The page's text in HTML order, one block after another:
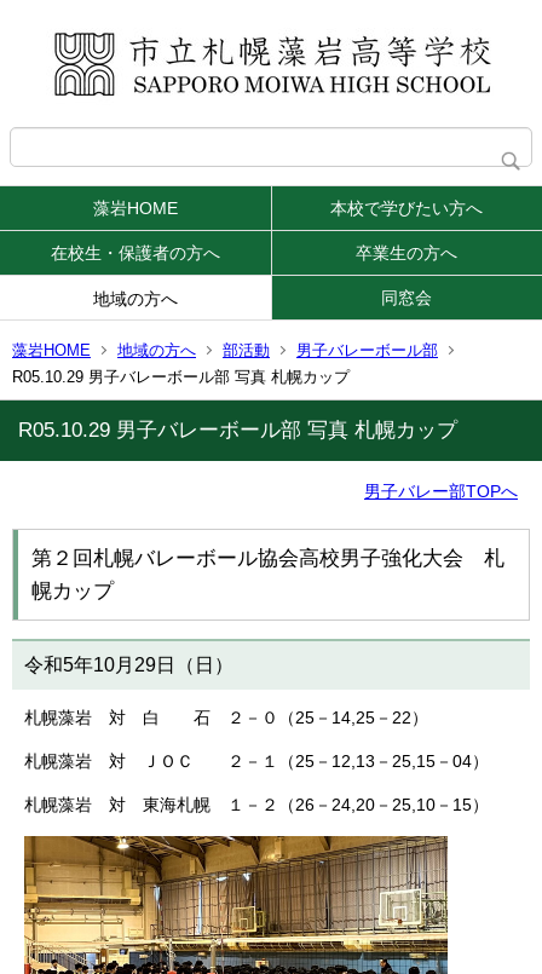
藻岩HOME 本校で学びたい方へ
在校生・保護者の方へ 卒業生の方へ
地域の方へ 同窓会
藻岩HOME 地域の方へ 部活動
男子バレーボール部
R05.10.29 男子バレーボール部 写真 札幌カップ
R05.10.29 男子バレーボール部 写真 札幌カップ
男子バレー部TOPへ
第２回札幌バレーボール協会高校男子強化大会 札
幌カップ
令和5年10月29日（日）
札幌藻岩 対 白 石 ２－０（25－14,25－22）
札幌藻岩 対 ＪＯＣ ２－１（25－12,13－25,15－04）
札幌藻岩 対 東海札幌 １－２（26－24,20－25,10－15）